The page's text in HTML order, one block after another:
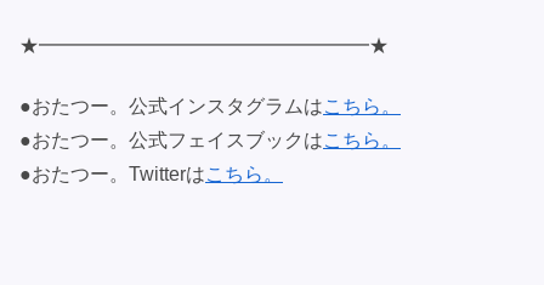
★━━━━━━━━━━━━━━━━━★
●おたつー。公式インスタグラムはこちら。
●おたつー。公式フェイスブックはこちら。
●おたつー。Twitterはこちら。